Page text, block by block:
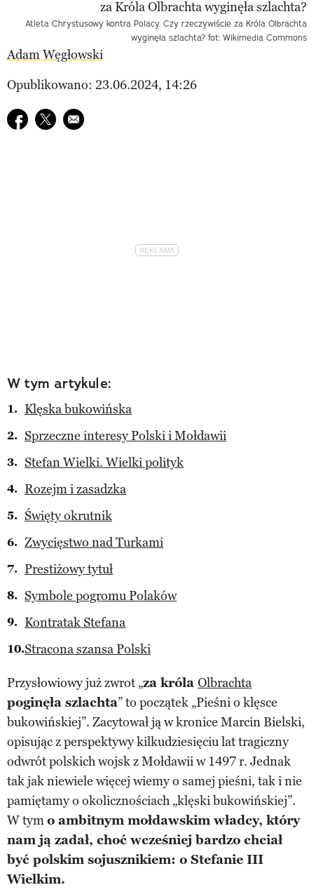
Atleta Chrystusowy kontra Polacy. Czy rzeczywiście za Króla Olbrachta
wyginęła szlachta? fot: Wikimedia Commons
Adam Węgłowski
Opublikowano: 23.06.2024, 14:26
Udostępnij na facebook
Udostępnij na twitter
E-mail do przyjaciela
W tym artykule:
Klęska bukowińska
Sprzeczne interesy Polski i Mołdawii
Stefan Wielki. Wielki polityk
Rozejm i zasadzka
Święty okrutnik
Zwycięstwo nad Turkami
Prestiżowy tytuł
Symbole pogromu Polaków
Kontratak Stefana
Stracona szansa Polski
Przysłowiowy już zwrot „za króla Olbrachta
poginęła szlachta” to początek „Pieśni o klęsce
bukowińskiej”. Zacytował ją w kronice Marcin Bielski,
opisując z perspektywy kilkudziesięciu lat tragiczny
odwrót polskich wojsk z Mołdawii w 1497 r. Jednak
tak jak niewiele więcej wiemy o samej pieśni, tak i nie
pamiętamy o okolicznościach „klęski bukowińskiej”.
W tymo ambitnym mołdawskim władcy, który
nam ją zadał, choć wcześniej bardzo chciał
być polskim sojusznikiem: o Stefanie III
Wielkim.